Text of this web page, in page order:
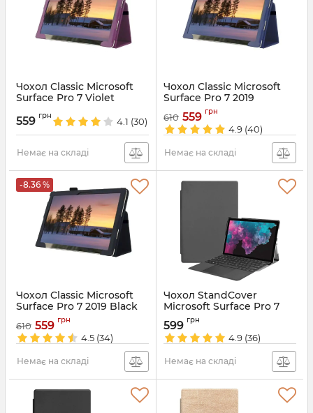
Чохол Classic Microsoft
Surface Pro 7 Violet
559 грн
4.1 (30)
Немає на складі
Чохол Classic Microsoft
Surface Pro 7 2019
DarkBlue
Артикул: 4272
610 559 грн
4.9 (40)
Немає на складі
-8.36 %
Чохол Classic Microsoft
Surface Pro 7 2019 Black
Артикул: 4271
610 559 грн
4.5 (34)
Немає на складі
Чохол StandCover
Microsoft Surface Pro 7
Артикул: 4268
599 грн
4.9 (36)
Немає на складі